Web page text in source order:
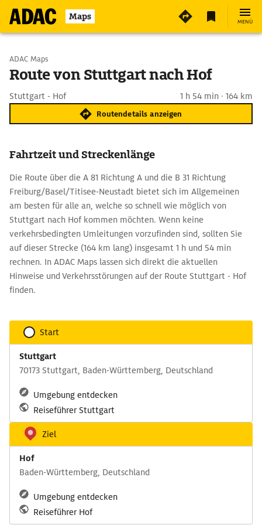
Maps MENÜ
Start wählen
ADAC Maps
Route von Stuttgart nach Hof
Stuttgart - Hof 1 h 54 min · 164 km
Routendetails anzeigen
Fahrtzeit und Streckenlänge
Die Route über die A 81 Richtung A und die B 31 Richtung
Freiburg/Basel/Titisee-Neustadt bietet sich im Allgemeinen
am besten für alle an, welche so schnell wie möglich von
Stuttgart nach Hof kommen möchten. Wenn keine
verkehrsbedingten Umleitungen vorzufinden sind, sollten Sie
auf dieser Strecke (164 km lang) insgesamt 1 h und 54 min
rechnen. In ADAC Maps lassen sich direkt die aktuellen
Hinweise und Verkehrsstörungen auf der Route Stuttgart - Hof
finden.
Start
Stuttgart
70173 Stuttgart, Baden-Württemberg, Deutschland
Umgebung entdecken
Reiseführer Stuttgart
Ziel
Hof
Baden-Württemberg, Deutschland
Umgebung entdecken
Reiseführer Hof